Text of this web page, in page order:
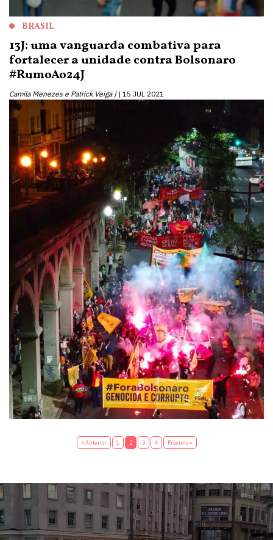
BRASIL
13J: uma vanguarda combativa para
fortalecer a unidade contra Bolsonaro
#RumoAo24J
Camila Menezes e Patrick Veiga | 15 JUL 2021
« Anterior 1 2 3 4 Próximo »